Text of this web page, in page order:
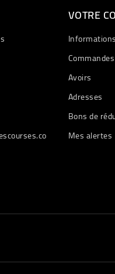
VOTRE
Commandes
Avoirs
Adresses
Bons de
Mes alertes